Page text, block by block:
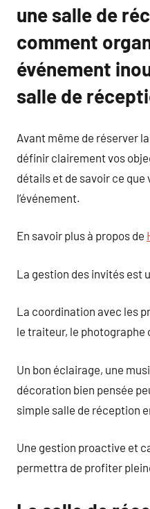
une salle de
comment
événement
salle de
Avant même de réserver
définir clairement vos
détails et de savoir ce que
l’événement.
En savoir plus à propos de
La gestion des invités est
La coordination avec les
le traiteur, le photographe
Un bon éclairage, une
décoration bien pensée
simple salle de réception
Une gestion proactive et
permettra de profiter